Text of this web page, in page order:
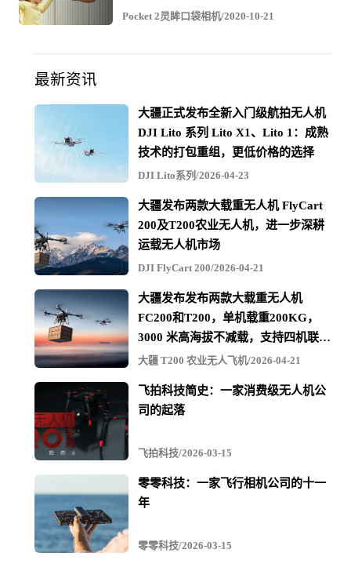
灾。
腐败不仅给公司造成巨额经济损失和成本增加，对内还严
重破坏了公司内部信任的基础和员工团结，让好好做事情
的人，正直的人一起背了黑锅；对外也破坏了合作伙伴公
平竞争的商业环境，让优质的、遵守规则的合作伙伴失去
本该有的合作机会。
为应对当前严峻的腐败形势，公司正在密集调资源，集中
精力建设一支专业反腐团队。对于吃相非常难看的腐败人
员，公司会采取一切手段追查到底，即使离职也不会就此
为止。只要上了重点黑名单，对敌工作就永远不会消停，
直到让腐败人员付出惨重代价为止。
贪腐问题的存在也是由于公司之前对于人性的认识过于单
纯。在没有完善的监督制度和思想教育的情况下，一些人
忏悔，可以给予改过的机会。主动承认，交还所收款项，
并承诺不再犯的同事，公司将予以原谅和保密。对于检举
他人，查实的，追回赃款的一半将作为奖金给与检举人,公
Pocket 2灵眸口袋相机/2020-10-21
最新资讯
大疆正式发布全新入门级航拍无人机
DJI Lito 系列 Lito X1、Lito 1：成熟
技术的打包重组，更低价格的选择
DJI Lito系列/2026-04-23
大疆发布两款大载重无人机 FlyCart
200及T200农业无人机，进一步深耕
运载无人机市场
DJI FlyCart 200/2026-04-21
大疆发布发布两款大载重无人机
FC200和T200，单机载重200KG，
3000 米高海拔不减载，支持四机联吊
最多600KG
大疆 T200 农业无人飞机/2026-04-21
飞拍科技简史：一家消费级无人机公
司的起落
飞拍科技/2026-03-15
零零科技：一家飞行相机公司的十一
年
零零科技/2026-03-15